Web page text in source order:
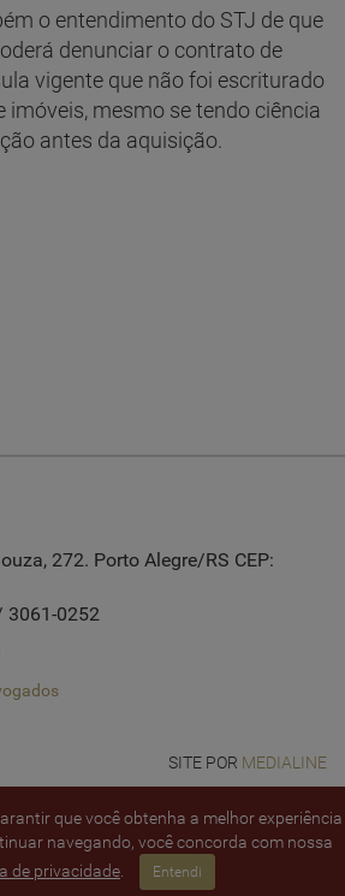
o entendimento do STJ de que
denunciar o contrato de
vigente que não foi escriturado
imóveis, mesmo se tendo ciência
antes da aquisição.
que você obtenha a melhor experiência
navegando, você concorda com nossa
de privacidade
Entendi
272. Porto Alegre/RS CEP:
3061-0252
SITE POR MEDIALINE